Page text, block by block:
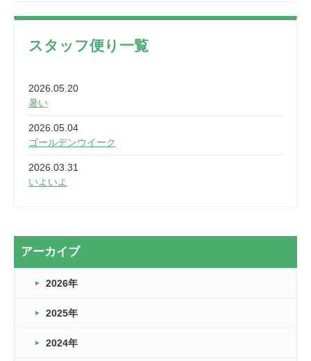
スタッフ便り一覧
2026.05.20
暑い
2026.05.04
ゴールデンウイーク
2026.03.31
いよいよ
2026.03.20
なぎなた
2026.03.16
車いすバスケとRくんのお話
アーカイブ
2026年
2025年
2024年